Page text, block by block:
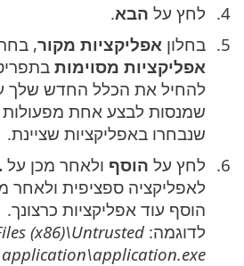
לחץ על הבא.
בחלון אפליקציות מקור,
אפליקציות מסוימות
להחיל את הכלל החדש שלך
שמנסות לבצע אחת מפעולות
שנבחרו באפליקציות שציינת.
לחץ על הוסף ולאחר מכן על
לאפליקציה ספציפית ולאחר
הוסף עוד אפליקציות כרצונך.
לדוגמה: (x86)\Untrusted
application\application.exe